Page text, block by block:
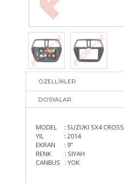
ÖZELLİKLER
DOSYALAR
MODEL : SUZUKI SX4 CROSS
YIL : 2014
EKRAN : 9”
RENK : SIYAH
CANBUS : YOK